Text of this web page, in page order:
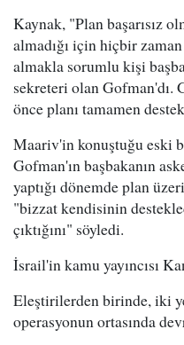
Kaynak, "Plan başarısız
almadığı için hiçbir
almakla sorumlu kişi
sekreteri olan Gofman'dı.
önce planı tamamen
Maariv'in konuştuğu eski
Gofman'ın başbakanın
yaptığı dönemde plan
"bizzat kendisinin
çıktığını" söyledi.
İsrail'in kamu yayıncısı
Eleştirilerden birinde, iki
operasyonun ortasında